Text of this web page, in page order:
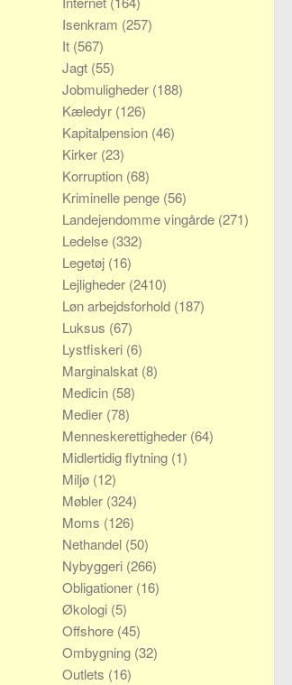
Isenkram (257)
It (567)
Jagt (55)
Jobmuligheder (188)
Kæledyr (126)
Kapitalpension (46)
Kirker (23)
Korruption (68)
Kriminelle penge (56)
Landejendomme vingårde (271)
Ledelse (332)
Legetøj (16)
Lejligheder (2410)
Løn arbejdsforhold (187)
Luksus (67)
Lystfiskeri (6)
Marginalskat (8)
Medicin (58)
Medier (78)
Menneskerettigheder (64)
Midlertidig flytning (1)
Miljø (12)
Møbler (324)
Moms (126)
Nethandel (50)
Nybyggeri (266)
Obligationer (16)
Økologi (5)
Offshore (45)
Ombygning (32)
Outlets (16)